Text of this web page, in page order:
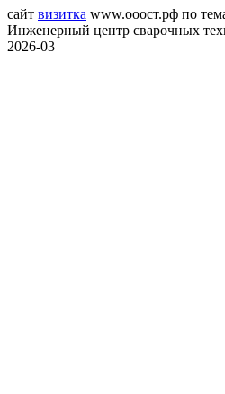
сайт визитка www.ооост.рф по
Инженерный центр сварочных
2026-03